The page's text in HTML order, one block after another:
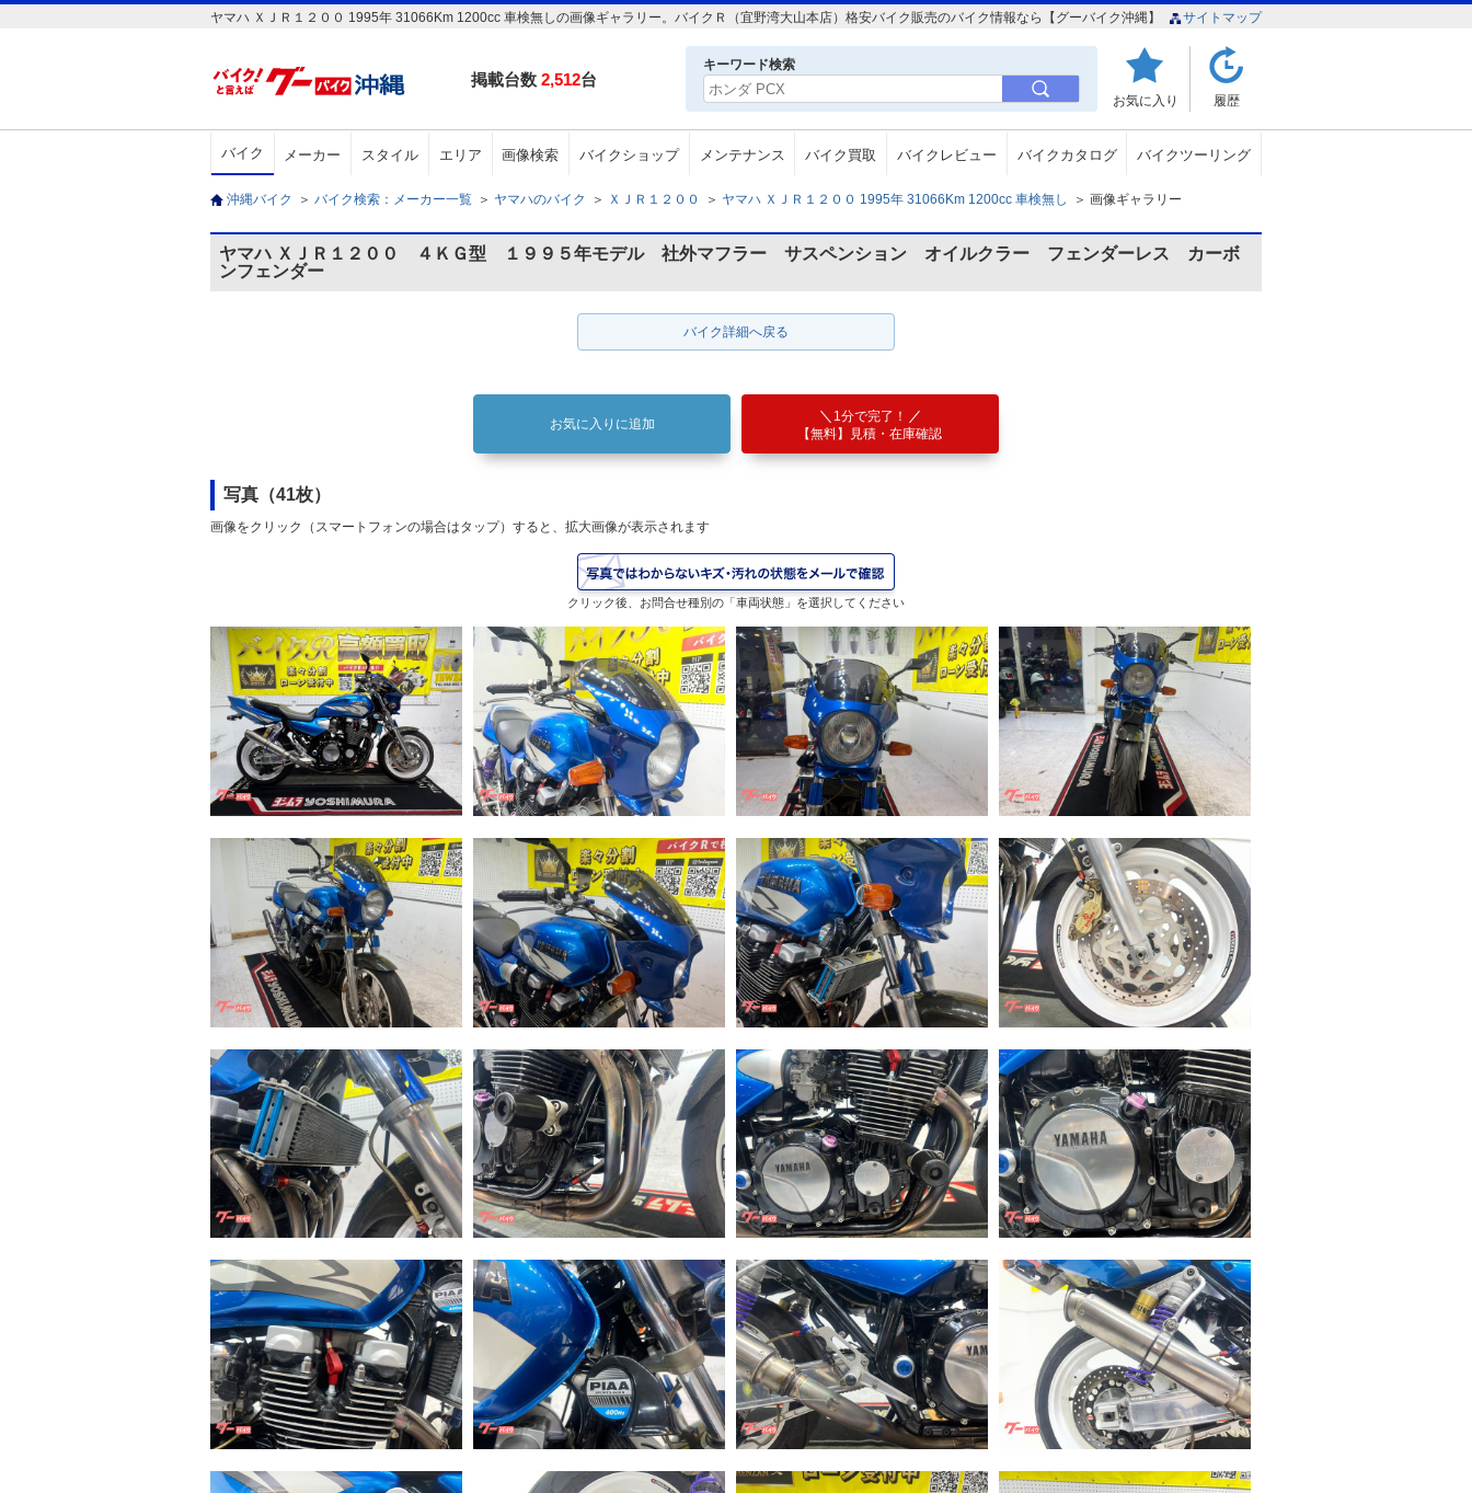
ヤマハ ＸＪＲ１２００ 1995年 31066Km 1200cc 車検無しの画像ギャラリー。バイクＲ（宜野湾大山本店）格安バイク販売のバイク情報なら【グーバイク沖縄】 サイトマップ
掲載台数 2,512台
キーワード検索
お気に入り 履歴
バイク メーカー スタイル エリア 画像検索 バイクショップ メンテナンス バイク買取 バイクレビュー バイクカタログ バイクツーリング
沖縄バイク ＞ バイク検索：メーカー一覧 ＞ ヤマハのバイク ＞ ＸＪＲ１２００ ＞ ヤマハ ＸＪＲ１２００ 1995年 31066Km 1200cc 車検無し ＞ 画像ギャラリー
ヤマハ ＸＪＲ１２００ ４ＫＧ型 １９９５年モデル 社外マフラー サスペンション オイルクラー フェンダーレス カーボ
ンフェンダー
バイク詳細へ戻る
お気に入りに追加
1分で完了！
【無料】見積・在庫確認
写真（41枚）
画像をクリック（スマートフォンの場合はタップ）すると、拡大画像が表示されます
クリック後、お問合せ種別の「車両状態」を選択してください